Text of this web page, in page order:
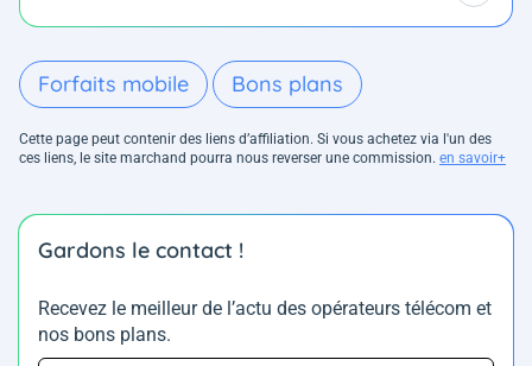
Forfaits mobile Bons plans
Cette page peut contenir des liens d’affiliation. Si vous achetez via l'un des
ces liens, le site marchand pourra nous reverser une commission. en savoir+
Gardons le contact !
Recevez le meilleur de l’actu des opérateurs télécom et
nos bons plans.